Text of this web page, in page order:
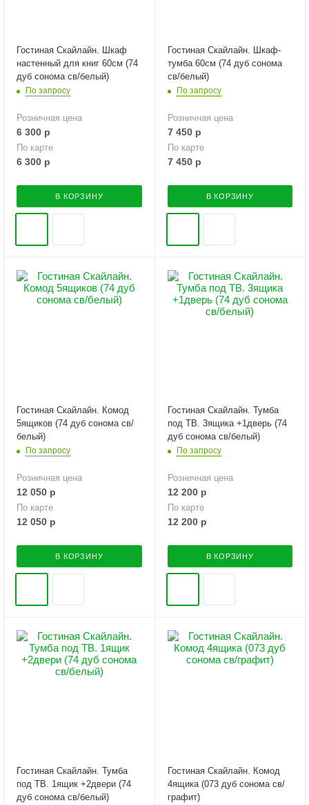
Гостиная Скайлайн. Шкаф
настенный для книг 60см (74
дуб сонома св/белый)
По запросу
Розничная цена
6 300 р
По карте
6 300 р
В КОРЗИНУ
Гостиная Скайлайн. Шкаф-
тумба 60см (74 дуб сонома
св/белый)
По запросу
Розничная цена
7 450р
По карте
7 450р
В КОРЗИНУ
Гостиная Скайлайн. Комод
5ящиков (74 дуб сонома св/
белый)
По запросу
Розничная цена
12 050 р
По карте
12 050 р
В КОРЗИНУ
Гостиная Скайлайн. Тумба
под ТВ. 3ящика +1дверь (74
дуб сонома св/белый)
По запросу
Розничная цена
12 200р
По карте
12 200р
В КОРЗИНУ
Гостиная Скайлайн. Тумба
под ТВ. 1ящик +2двери (74
дуб сонома св/белый)
Гостиная Скайлайн. Комод
4ящика (073 дуб сонома св/
графит)